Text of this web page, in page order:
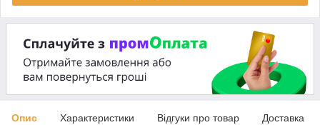
Опис Характеристики Відгуки про товар Доставка